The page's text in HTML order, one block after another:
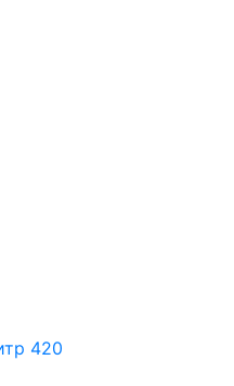
420